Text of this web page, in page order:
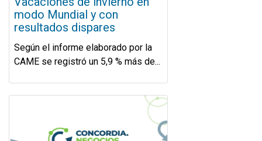
modo Mundial y con
resultados dispares
Según el informe elaborado por la
CAME se registró un 5,9 % más de...